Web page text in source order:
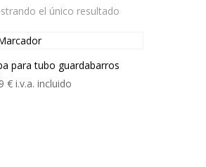
el único resultado
para tubo guardabarros
€ i.v.a. incluido